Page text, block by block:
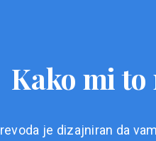
Kako mi
je dizajniran da